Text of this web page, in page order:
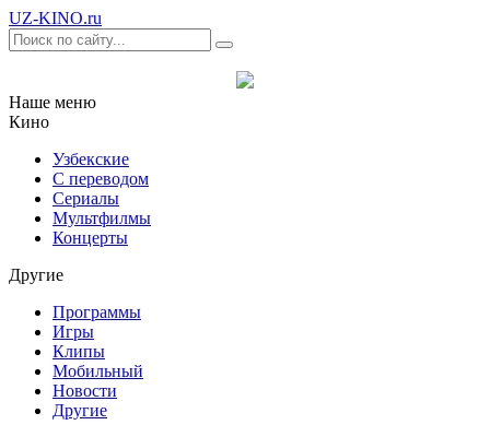
UZ-KINO.ru
Наше меню
Кино
Узбекские
С переводом
Сериалы
Мультфилмы
Концерты
Другие
Программы
Игры
Клипы
Мобильный
Новости
Другие